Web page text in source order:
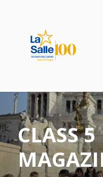
CLASS 5